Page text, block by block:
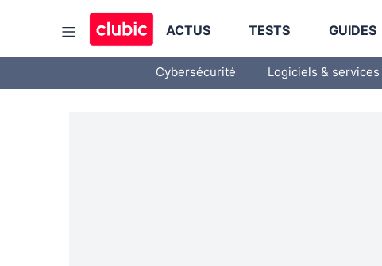
ACTUS TESTS GUIDES
Cybersécurité Logiciels & services